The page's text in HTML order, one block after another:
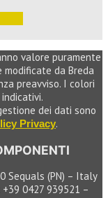
valore puramente
modificate da Breda
preavviso. I colori
dei dati sono
Privacy.
Sequals (PN) – Italy
0427 939521 –